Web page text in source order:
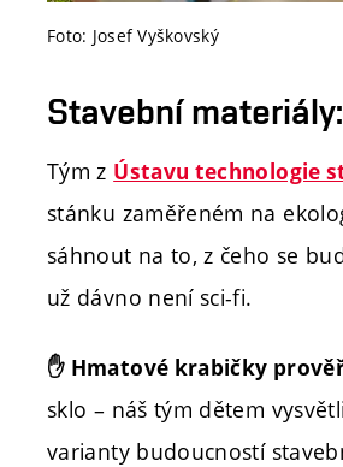
Foto: Josef Vyškovský
Stavební
Tým z Ústavu technologie
stánku zaměřeném na
sáhnout na to, z čeho se
už dávno není sci-fi.
✋ Hmatové krabičky
sklo – náš tým dětem
varianty budoucností